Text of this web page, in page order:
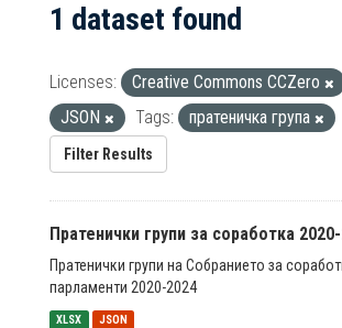
1 dataset found
Licenses: Creative Commons CCZero
JSON
Tags: пратеничка група
Filter Results
Пратенички групи за соработка
Пратенички групи на Собранието за
парламенти 2020-2024
XLSX JSON